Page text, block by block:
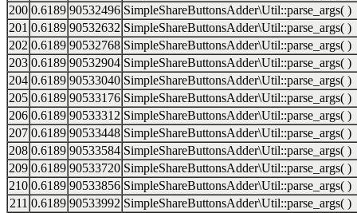
200 0.6189 90532496 SimpleShareButtonsAdder\Util::parse_args( )
201 0.6189 90532632 SimpleShareButtonsAdder\Util::parse_args( )
202 0.6189 90532768 SimpleShareButtonsAdder\Util::parse_args( )
203 0.6189 90532904 SimpleShareButtonsAdder\Util::parse_args( )
204 0.6189 90533040 SimpleShareButtonsAdder\Util::parse_args( )
205 0.6189 90533176 SimpleShareButtonsAdder\Util::parse_args( )
206 0.6189 90533312 SimpleShareButtonsAdder\Util::parse_args( )
207 0.6189 90533448 SimpleShareButtonsAdder\Util::parse_args( )
208 0.6189 90533584 SimpleShareButtonsAdder\Util::parse_args( )
209 0.6189 90533720 SimpleShareButtonsAdder\Util::parse_args( )
210 0.6189 90533856 SimpleShareButtonsAdder\Util::parse_args( )
211 0.6189 90533992 SimpleShareButtonsAdder\Util::parse_args( )